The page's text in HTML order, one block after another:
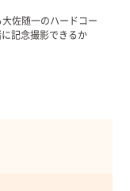
佐随一のハードコー
記念撮影できるか